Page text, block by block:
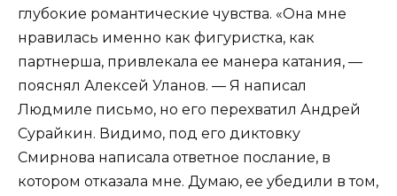
глубокие романтические чувства. «Она мне
нравилась именно как фигуристка, как
партнерша, привлекала ее манера катания, —
пояснял Алексей Уланов. — Я написал
Людмиле письмо, но его перехватил Андрей
Сурайкин. Видимо, под его диктовку
Смирнова написала ответное послание, в
котором отказала мне. Думаю, ее убедили в том,